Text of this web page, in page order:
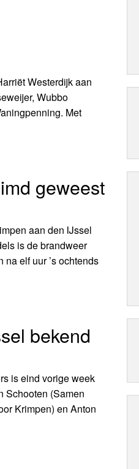
Westerdijk aan
Wubbo
Met
geweest
aan den IJssel
is de brandweer
elf uur ’s ochtends
bekend
is eind vorige week
Schooten (Samen
Krimpen) en Anton